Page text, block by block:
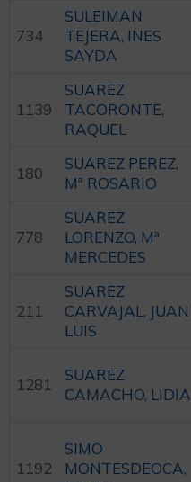
734
SULEIMAN
TEJERA, INES
SAYDA
1139
SUAREZ
TACORONTE,
RAQUEL
180
SUAREZ PEREZ,
Mª ROSARIO
778
SUAREZ
LORENZO, Mª
MERCEDES
211
SUAREZ
CARVAJAL, JUAN
LUIS
1281
SUAREZ
CAMACHO, LIDIA
1192
SIMO
MONTESDEOCA,